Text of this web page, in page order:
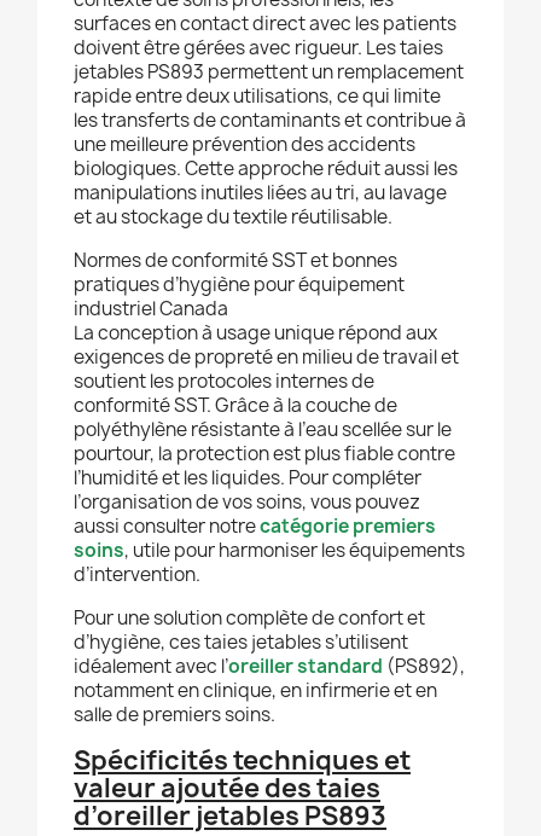
surfaces en contact direct avec les patients
doivent être gérées avec rigueur. Les taies
jetables PS893 permettent un remplacement
rapide entre deux utilisations, ce qui limite
les transferts de contaminants et contribue à
une meilleure prévention des accidents
biologiques. Cette approche réduit aussi les
manipulations inutiles liées au tri, au lavage
et au stockage du textile réutilisable.
Normes de conformité SST et bonnes
pratiques d’hygiène pour équipement
industriel Canada
La conception à usage unique répond aux
exigences de propreté en milieu de travail et
soutient les protocoles internes de
conformité SST. Grâce à la couche de
polyéthylène résistante à l’eau scellée sur le
pourtour, la protection est plus fiable contre
l’humidité et les liquides. Pour compléter
l’organisation de vos soins, vous pouvez
aussi consulter notrecatégorie premiers
soins, utile pour harmoniser les équipements
d’intervention.
Pour une solution complète de confort et
d’hygiène, ces taies jetables s’utilisent
idéalement avec l’oreiller standard (PS892),
notamment en clinique, en infirmerie et en
salle de premiers soins.
Spécificités techniques et
valeur ajoutée des taies
d’oreiller jetables PS893